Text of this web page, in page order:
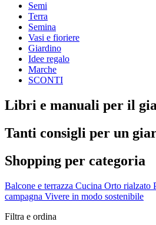
Semi
Terra
Semina
Vasi e fioriere
Giardino
Idee regalo
Marche
SCONTI
Libri e manuali per il
Tanti consigli per un
Shopping per categoria
Balcone e terrazza Cucina Orto rialzato
campagna Vivere in modo sostenibile
Filtra e ordina